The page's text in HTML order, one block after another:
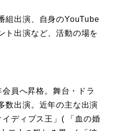
組出演、自身のYouTube
ト出演など、活動の場を
員へ昇格。舞台・ドラ
数出演。近年の主な出演
ディプス王」( 「血の婚